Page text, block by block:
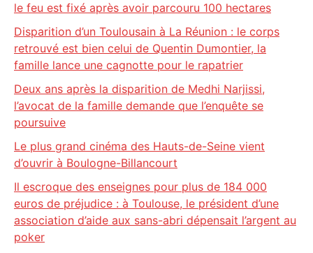
le feu est fixé après avoir parcouru 100 hectares
Disparition d’un Toulousain à La Réunion : le corps
retrouvé est bien celui de Quentin Dumontier, la
famille lance une cagnotte pour le rapatrier
Deux ans après la disparition de Medhi Narjissi,
l’avocat de la famille demande que l’enquête se
poursuive
Le plus grand cinéma des Hauts-de-Seine vient
d’ouvrir à Boulogne-Billancourt
Il escroque des enseignes pour plus de 184 000
euros de préjudice : à Toulouse, le président d’une
association d’aide aux sans-abri dépensait l’argent au
poker